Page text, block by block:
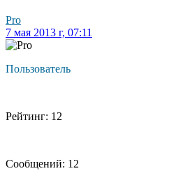
Pro
7 мая 2013 г, 07:11
Пользователь
Рейтинг: 12
Сообщений: 12